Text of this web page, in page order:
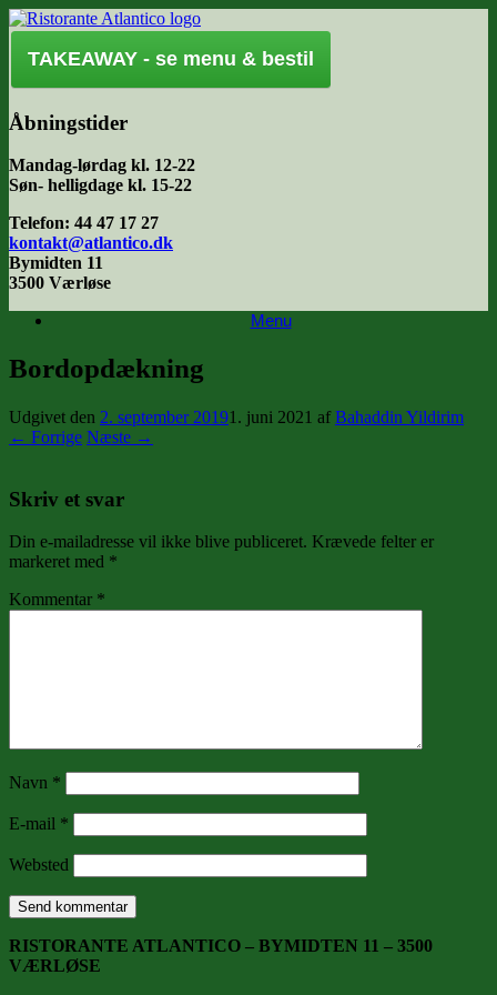
Gå
til
indhold
TAKEAWAY - se menu & bestil
Åbningstider
Mandag-lørdag kl. 12-22
Søn- helligdage kl. 15-22
Telefon: 44 47 17 27
kontakt@atlantico.dk
Bymidten 11
3500 Værløse
Menu
Bordopdækning
Udgivet den 2. september 20191. juni 2021 afBahaddin Yildirim
← Forrige Næste →
Skriv et svar
Din e-mailadresse vil ikke blive publiceret. Krævede felter er
markeret med *
Kommentar *
Navn *
E-mail *
Websted
RISTORANTE ATLANTICO – BYMIDTEN 11 – 3500
VÆRLØSE